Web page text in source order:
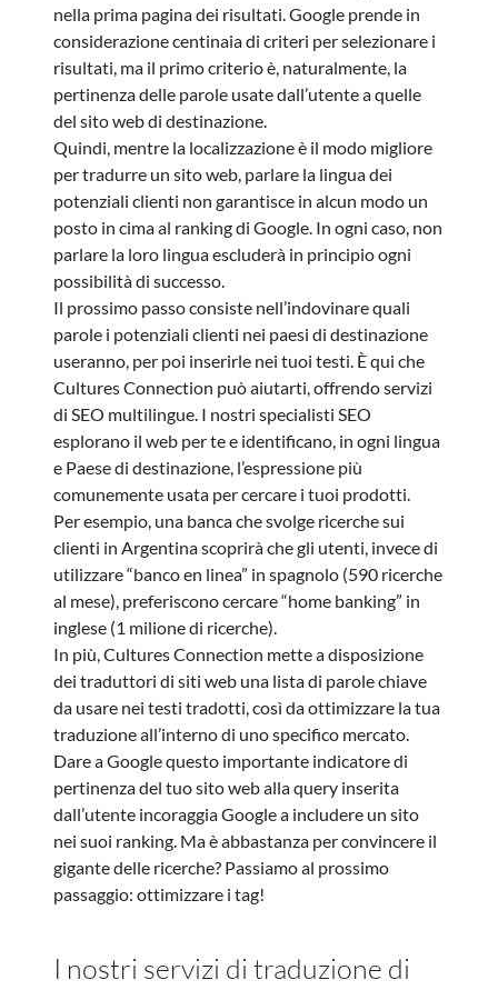
nella prima pagina dei risultati. Google prende in
considerazione centinaia di criteri per selezionare i
risultati, ma il primo criterio è, naturalmente, la
pertinenza delle parole usate dall’utente a quelle
del sito web di destinazione.
Quindi, mentre la localizzazione è il modo migliore
per tradurre un sito web, parlare la lingua dei
potenziali clienti non garantisce in alcun modo un
posto in cima al ranking di Google. In ogni caso, non
parlare la loro lingua escluderà in principio ogni
possibilità di successo.
Il prossimo passo consiste nell’indovinare quali
parole i potenziali clienti nei paesi di destinazione
useranno, per poi inserirle nei tuoi testi. È qui che
Cultures Connection può aiutarti, offrendo servizi
di SEO multilingue. I nostri specialisti SEO
esplorano il web per te e identificano, in ogni lingua
e Paese di destinazione, l’espressione più
comunemente usata per cercare i tuoi prodotti.
Per esempio, una banca che svolge ricerche sui
clienti in Argentina scoprirà che gli utenti, invece di
utilizzare “banco en linea” in spagnolo (590 ricerche
al mese), preferiscono cercare “home banking” in
inglese (1 milione di ricerche).
In più, Cultures Connection mette a disposizione
dei traduttori di siti web una lista di parole chiave
da usare nei testi tradotti, così da ottimizzare la tua
traduzione all’interno di uno specifico mercato.
Dare a Google questo importante indicatore di
pertinenza del tuo sito web alla query inserita
dall’utente incoraggia Google a includere un sito
nei suoi ranking. Ma è abbastanza per convincere il
gigante delle ricerche? Passiamo al prossimo
passaggio: ottimizzare i tag!
I nostri servizi di traduzione di